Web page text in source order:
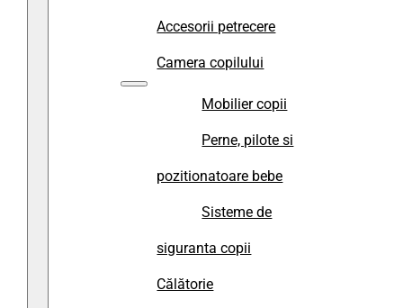
Accesorii petrecere
Camera copilului
Mobilier copii
Perne, pilote si
pozitionatoare bebe
Sisteme de
siguranta copii
Călătorie